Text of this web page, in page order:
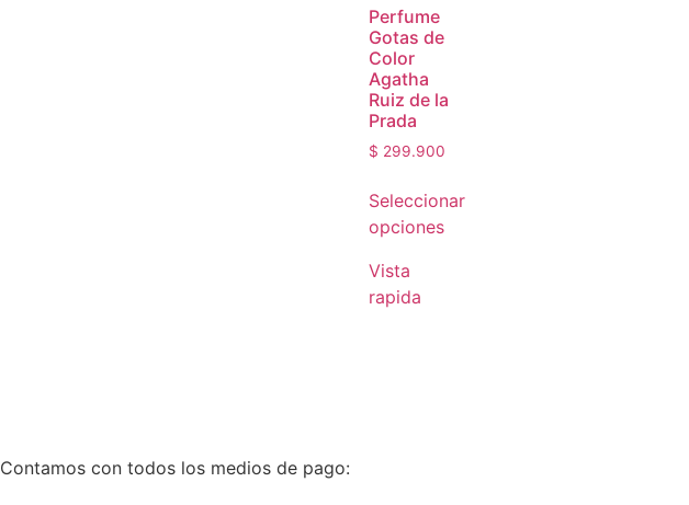
Perfume
Gotas de
Color
Agatha
Ruiz de la
Prada
$ 299.900
Seleccionar
opciones
Vista
rapida
Contamos con todos los medios de pago: